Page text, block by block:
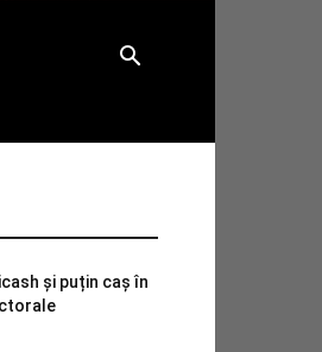
și puțin caș în